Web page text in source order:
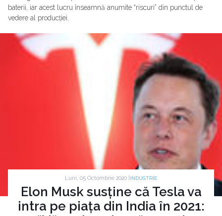
baterii, iar acest lucru înseamnă anumite “riscuri” din punctul de
vedere al producției.
Luni, 05 Octombrie 2020 | INDUSTRIE
Elon Musk susține că Tesla va
intra pe piața din India în 2021: